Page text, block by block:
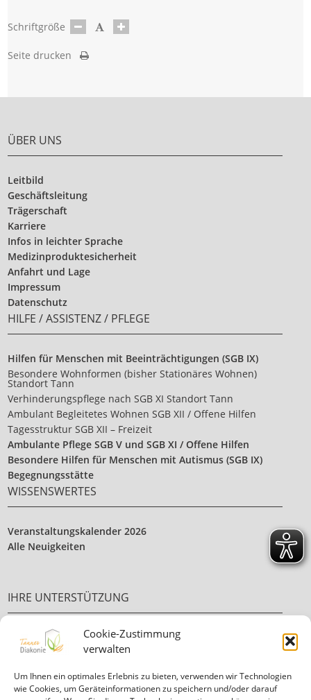
Cookie-Zustimmung
verwalten
Um Ihnen ein optimales Erlebnis zu bieten, verwenden wir Technologien
wie Cookies, um Geräteinformationen zu speichern und/oder darauf
Schriftgröße
Seite drucken
ÜBER UNS
Leitbild
Geschäftsleitung
Trägerschaft
Karriere
Infos in leichter Sprache
Medizinproduktesicherheit
Anfahrt und Lage
Impressum
Datenschutz
HILFE / ASSISTENZ / PFLEGE
Hilfen für Menschen mit Beeinträchtigungen (SGB IX)
Besondere Wohnformen (bisher Stationäres Wohnen)
Standort Tann
Verhinderungspflege nach SGB XI Standort Tann
Ambulant Begleitetes Wohnen SGB XII / Offene Hilfen
Tagesstruktur SGB XII – Freizeit
Ambulante Pflege SGB V und SGB XI / Offene Hilfen
Besondere Hilfen für Menschen mit Autismus (SGB IX)
Begegnungsstätte
WISSENSWERTES
Veranstaltungskalender 2026
Alle Neuigkeiten
IHRE UNTERSTÜTZUNG
Ehrenamt
Ihre Spende